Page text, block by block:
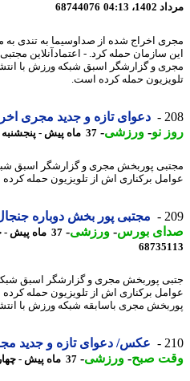
04:13
68744076
اخراج شده از صداوسیما به تندی به
سازمان حمله کرد. - اعتمادآنلاین مجتبی
و گزارشگر اسبق شبکه ورزش با انتشار
حمله کرده است.
دعوای تازه و جدید مجری اخراجی
نو- ورزشی-37 ماه پیش - پنجشنبه 5 مرداد 1402، 13:46
پوربخش مجری و گزارشگر اسبق شبکه
برکناری اش از تلویزیون حمله کرده
مجتبی پور بخش دوباره جنجال به
بورس -ورزشی-37 ماه پیش - چهارشنبه 4 مرداد 1402، 22:58
پوربخش مجری و گزارشگر اسبق شبکه
برکناری اش از تلویزیون حمله کرده
مجری باسابقه شبکه ورزش با انتشار
عکس/ دعوای تازه و جدید مجری
صبح-ورزشی-37 ماه پیش - چهارشنبه 4 مرداد 1402، 19:42